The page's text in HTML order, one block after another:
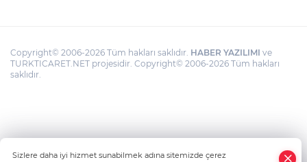
Copyright© 2006-2026 Tüm hakları saklıdır. HABER YAZILIMI ve
TURKTICARET.NET projesidir. Copyright© 2006-2026 Tüm hakları
saklıdır.
Sizlere daha iyi hizmet sunabilmek adına sitemizde çerez